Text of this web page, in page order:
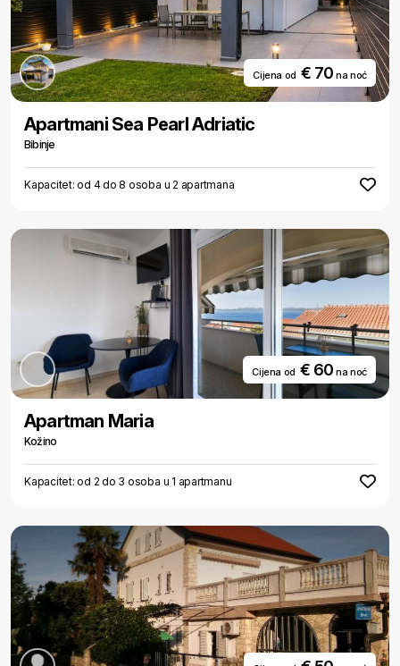
Cijena od € 70na noć
Apartmani Sea Pearl Adriatic
Bibinje
Kapacitet: od 4 do 8 osoba u 2 apartmana
Cijena od € 60na noć
Apartman Maria
Kožino
Kapacitet: od 2 do 3 osoba u 1 apartmanu